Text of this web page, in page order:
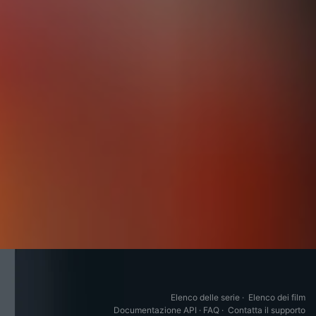
Elenco delle serie · Elenco dei film
Documentazione API · FAQ · Contatta il supporto